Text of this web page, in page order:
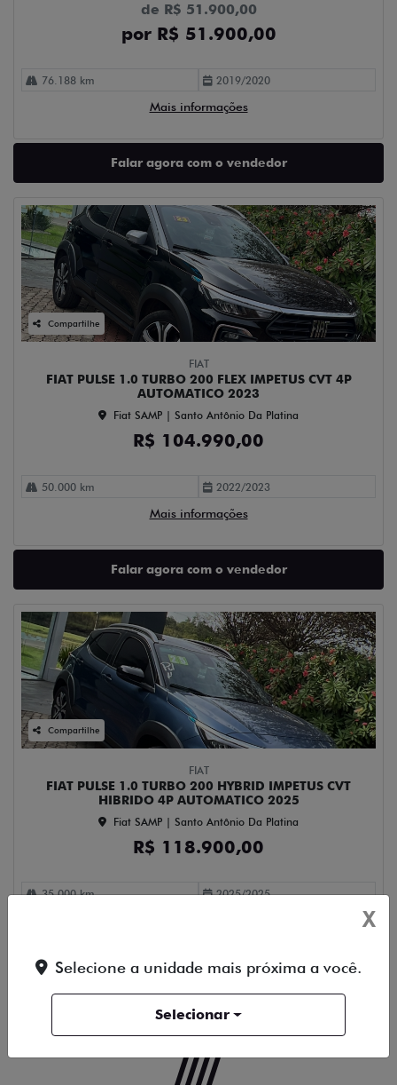
de R$ 51.900,00
por R$ 51.900,00
76.188 km 2019/2020
Mais informações
Falar agora com o vendedor
Compartilhe
FIAT
FIAT PULSE 1.0 TURBO 200 FLEX IMPETUS CVT 4P
AUTOMATICO 2023
Fiat SAMP | Santo Antônio Da Platina
R$ 104.990,00
50.000 km 2022/2023
Mais informações
Falar agora com o vendedor
Compartilhe
FIAT
FIAT PULSE 1.0 TURBO 200 HYBRID IMPETUS CVT
HIBRIDO 4P AUTOMATICO 2025
Fiat SAMP | Santo Antônio Da Platina
R$ 118.900,00
35.000 km 2025/2025
Falar agora com o vendedor
X
Selecione a unidade mais próxima a você.
Selecionar